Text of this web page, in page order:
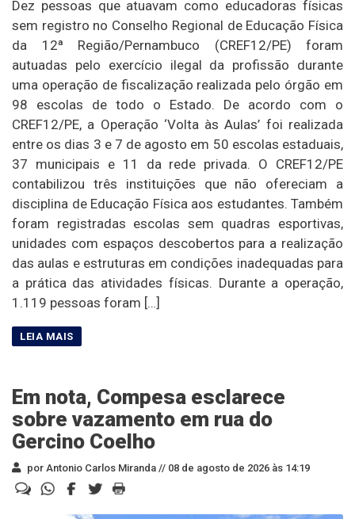
Dez pessoas que atuavam como educadoras físicas
sem registro no Conselho Regional de Educação Física
da 12ª Região/Pernambuco (CREF12/PE) foram
autuadas pelo exercício ilegal da profissão durante
uma operação de fiscalização realizada pelo órgão em
98 escolas de todo o Estado. De acordo com o
CREF12/PE, a Operação ‘Volta às Aulas’ foi realizada
entre os dias 3 e 7 de agosto em 50 escolas estaduais,
37 municipais e 11 da rede privada. O CREF12/PE
contabilizou três instituições que não ofereciam a
disciplina de Educação Física aos estudantes. Também
foram registradas escolas sem quadras esportivas,
unidades com espaços descobertos para a realização
das aulas e estruturas em condições inadequadas para
a prática das atividades físicas. Durante a operação,
1.119 pessoas foram […]
Em nota, Compesa esclarece
sobre vazamento em rua do
Gercino Coelho
por Antonio Carlos Miranda // 08 de agosto de 2026 às 14:19